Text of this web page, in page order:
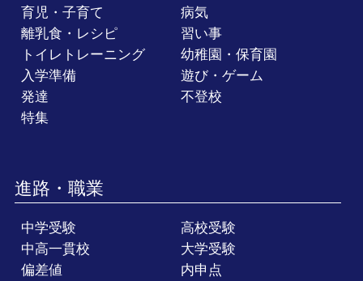
育児・子育て
病気
離乳食・レシピ
習い事
トイレトレーニング
幼稚園・保育園
入学準備
遊び・ゲーム
発達
不登校
特集
進路・職業
中学受験
高校受験
中高一貫校
大学受験
偏差値
内申点